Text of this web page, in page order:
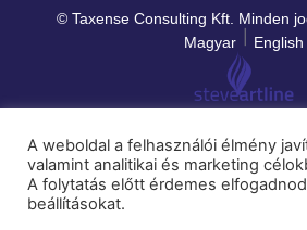
© Taxense Consulting Kft. Minden
Magyar English
A weboldal a felhasználói élmény
valamint analitikai és marketing
A folytatás előtt érdemes
beállításokat.